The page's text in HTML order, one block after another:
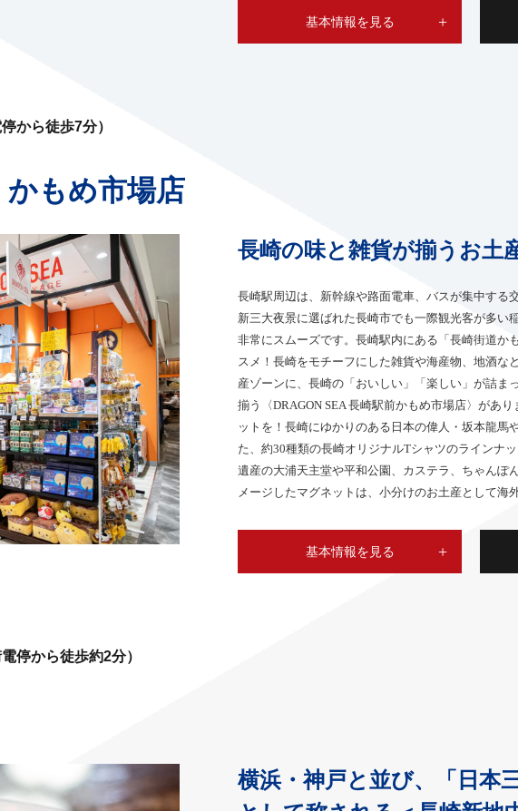
基本情報を見る
から徒歩7分）
もめ市場店
長崎の味と雑貨が揃うお土
長崎駅周辺は、新幹線や路面電車、バスが集中する
新三大夜景に選ばれた長崎市でも一際観光客が多い
非常にスムーズです。長崎駅内にある「長崎街道か
スメ！長崎をモチーフにした雑貨や海産物、地酒な
産ゾーンに、長崎の「おいしい」「楽しい」が詰ま
揃う〈DRAGON SEA 長崎駅前かもめ市場店〉があ
ットを！長崎にゆかりのある日本の偉人・坂本龍馬
た、約30種類の長崎オリジナルTシャツのラインナ
遺産の大浦天主堂や平和公園、カステラ、ちゃんぽ
メージしたマグネットは、小分けのお土産として海
基本情報を見る
停から徒歩約2分）
横浜・神戸と並び、「日本